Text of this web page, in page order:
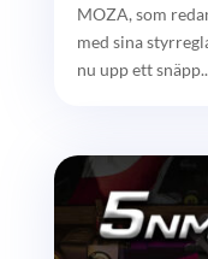
MOZA, som
med sina
nu upp ett